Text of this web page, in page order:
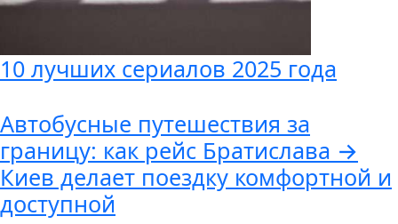
10 лучших сериалов 2025 года
Автобусные путешествия за
границу: как рейс Братислава →
Киев делает поездку комфортной и
доступной